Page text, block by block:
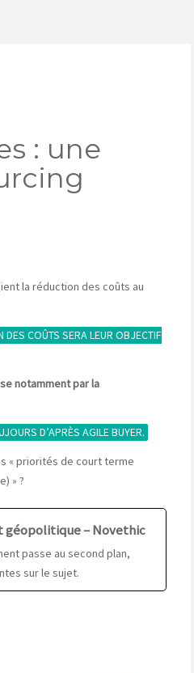
: une
la réduction des coûts au
DES COÛTS SERA LEUR OBJECTIF
notamment par la
D’APRÈS AGILE BUYER.
« priorités de court terme
» ?
géopolitique – Novethic
passe au second plan,
sur le sujet.